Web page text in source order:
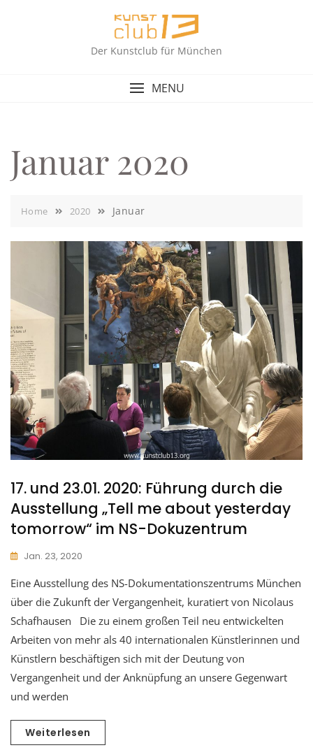
Der Kunstclub für München
MENU
Januar 2020
Home 2020 Januar
17. und 23.01. 2020: Führung durch die
Ausstellung „Tell me about yesterday
tomorrow“ im NS-Dokuzentrum
Jan. 23, 2020
Eine Ausstellung des NS-Dokumentationszentrums München
über die Zukunft der Vergangenheit, kuratiert von Nicolaus
Schafhausen Die zu einem großen Teil neu entwickelten
Arbeiten von mehr als 40 internationalen Künstlerinnen und
Künstlern beschäftigen sich mit der Deutung von
Vergangenheit und der Anknüpfung an unsere Gegenwart
und werden
Weiterlesen